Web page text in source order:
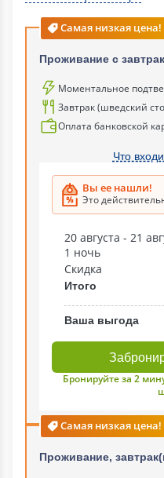
Самая низкая цена!
Проживание с
Моментальное
Завтрак (шведский
Оплата банковской
Что
Вы ее нашли!
Это
20 августа - 21
1 ночь
Скидка
Итого
Ваша выгода
Бронируйте за 2
Самая низкая цена!
Проживание,